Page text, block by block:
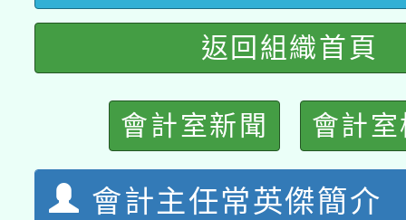
暨閱讀推動專業研習
科技賦能─人工智慧
礎課程
A3數位素養講師名單
返回組織首頁
會計室新聞 會計
會計主任常英傑簡介